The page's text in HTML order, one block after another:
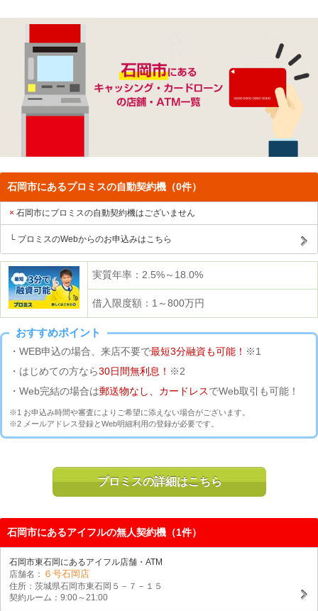
石岡市にあるプロミスの自動契約機（0件）
石岡市にプロミスの自動契約機はございません
プロミスのWebからのお申込みはこちら
実質年率：2.5%～18.0%
借入限度額：1～800万円
おすすめポイント
・WEB申込の場合、来店不要で最短3分融資も可能！ ※1
・はじめての方なら30日間無利息！ ※2
・Web完結の場合は郵送物なし、カードレスでWeb取引も可能！
※1 お申込み時間や審査によりご希望に添えない場合がございます。
※2 メールアドレス登録とWeb明細利用の登録が必要です。
プロミスの詳細はこちら
石岡市にあるアイフルの無人契約機（1件）
石岡市東石岡にあるアイフル店舗・ATM
店舗名： ６号石岡店
住所：茨城県石岡市東石岡５－７－１５
契約ルーム：9:00～21:00